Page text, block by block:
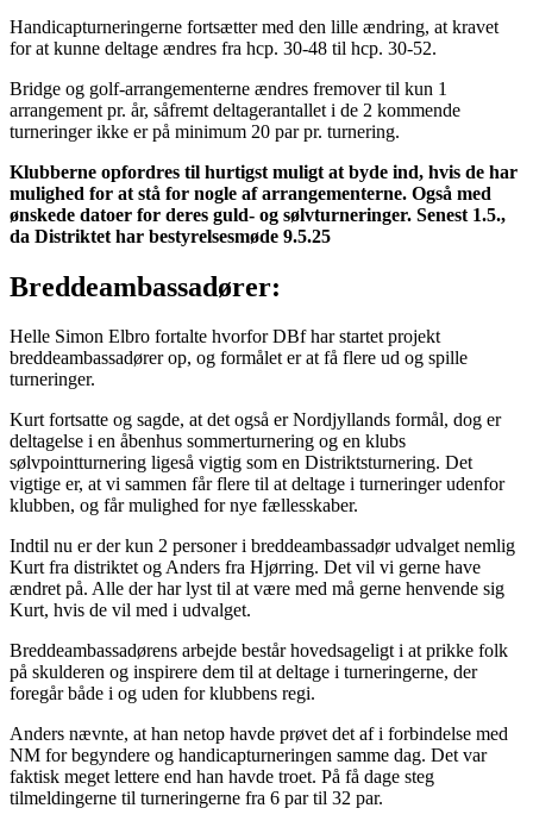
Handicapturneringerne fortsætter med den lille ændring, at kravet
for at kunne deltage ændres fra hcp. 30-48 til hcp. 30-52.
Bridge og golf-arrangementerne ændres fremover til kun 1
arrangement pr. år, såfremt deltagerantallet i de 2 kommende
turneringer ikke er på minimum 20 par pr. turnering.
Klubberne opfordres til hurtigst muligt at byde ind, hvis de har
mulighed for at stå for nogle af arrangementerne. Også med
ønskede datoer for deres guld- og sølvturneringer. Senest 1.5.,
da Distriktet har bestyrelsesmøde 9.5.25
Breddeambassadører:
Helle Simon Elbro fortalte hvorfor DBf har startet projekt
breddeambassadører op, og formålet er at få flere ud og spille
turneringer.
Kurt fortsatte og sagde, at det også er Nordjyllands formål, dog er
deltagelse i en åbenhus sommerturnering og en klubs
sølvpointturnering ligeså vigtig som en Distriktsturnering. Det
vigtige er, at vi sammen får flere til at deltage i turneringer udenfor
klubben, og får mulighed for nye fællesskaber.
Indtil nu er der kun 2 personer i breddeambassadør udvalget nemlig
Kurt fra distriktet og Anders fra Hjørring. Det vil vi gerne have
ændret på. Alle der har lyst til at være med må gerne henvende sig
Kurt, hvis de vil med i udvalget.
Breddeambassadørens arbejde består hovedsageligt i at prikke folk
på skulderen og inspirere dem til at deltage i turneringerne, der
foregår både i og uden for klubbens regi.
Anders nævnte, at han netop havde prøvet det af i forbindelse med
NM for begyndere og handicapturneringen samme dag. Det var
faktisk meget lettere end han havde troet. På få dage steg
tilmeldingerne til turneringerne fra 6 par til 32 par.